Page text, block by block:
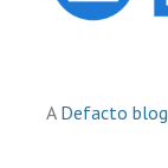
A Defacto blog